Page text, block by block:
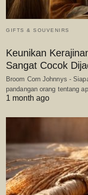
GIFTS & SOUVENIRS
Keunikan
Sangat Cocok
Broom Corn Johnnys -
pandangan orang tentang
1 month ago